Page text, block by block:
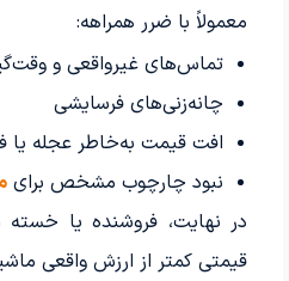
معمولاً با ضرر همراهه:
تماس‌های غیرواقعی و
چانه‌زنی‌های فرسایشی
افت قیمت به‌خاطر عجله یا
نبود چارچوب مشخص برای
در نهایت، فروشنده یا
قیمتی کمتر از ارزش واقعی